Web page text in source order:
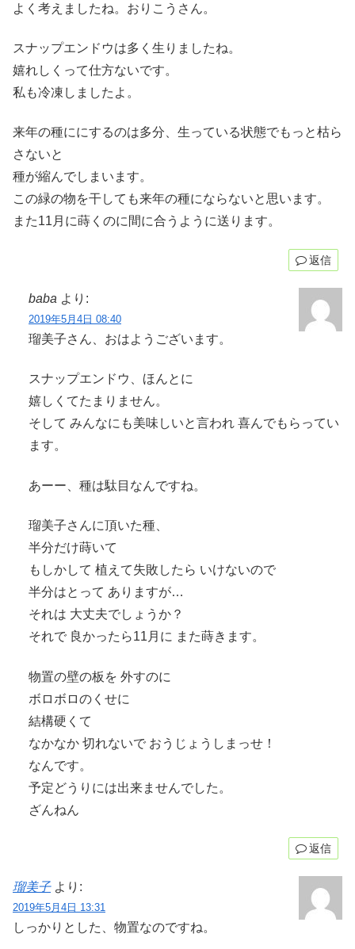
よく考えましたね。おりこうさん。
スナップエンドウは多く生りましたね。
嬉れしくって仕方ないです。
私も冷凍しましたよ。
来年の種ににするのは多分、生っている状態でもっと枯ら
さないと
種が縮んでしまいます。
この緑の物を干しても来年の種にならないと思います。
また11月に蒔くのに間に合うように送ります。
返信
baba より:
2019年5月4日 08:40
瑠美子さん、おはようございます。
スナップエンドウ、ほんとに
嬉しくてたまりません。
そして みんなにも美味しいと言われ 喜んでもらってい
ます。
あーー、種は駄目なんですね。
瑠美子さんに頂いた種、
半分だけ蒔いて
もしかして 植えて失敗したら いけないので
半分はとって ありますが…
それは 大丈夫でしょうか？
それで 良かったら11月に また蒔きます。
物置の壁の板を 外すのに
ボロボロのくせに
結構硬くて
なかなか 切れないで おうじょうしまっせ！
なんです。
予定どうりには出来ませんでした。
ざんねん
返信
瑠美子 より:
2019年5月4日 13:31
しっかりとした、物置なのですね。